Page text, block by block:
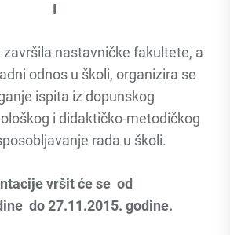
I
završila nastavničke fakultete, a
odnos u školi, organizira se
ispita iz dopunskog
i didaktičko-metodičkog
rada u školi.
vršit će se od
do 27.11.2015. godine.